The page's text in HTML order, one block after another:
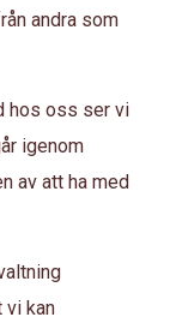
andra som
hos oss ser vi
igenom
av att ha med
vi kan